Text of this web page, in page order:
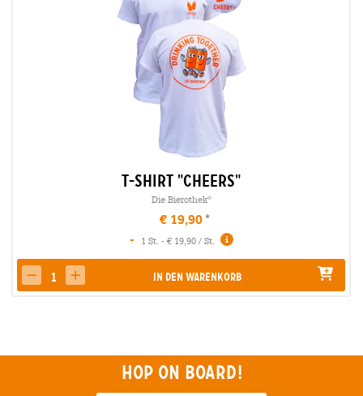
T-Shirt "Cheers"
Die Bierothek®
€ 19,90
-
1 St. - € 19,90 / St.
decrease quantity
increase quantityIn den Warenkorb
Hop on board!